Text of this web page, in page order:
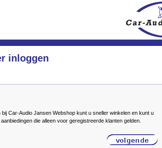
inloggen
Car-Audio Jansen Webshop kunt u sneller winkelen en kunt u
die alleen voor geregistreerde klanten gelden.